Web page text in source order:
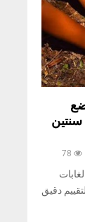
78
دقيق